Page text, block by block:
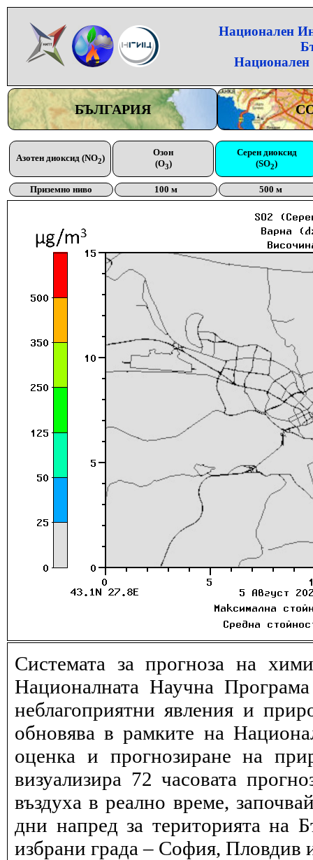
Национален
Национален
БЪЛГАРИЯ
Азотен диоксид (NO2)
Озон
(O3)
Серен диоксид
(SO2)
Приземно ниво 100 м 500 м
Системата за прогноза на
Националната Научна
неблагоприятни явления и
обновява в рамките на
оценка и прогнозиране на
визуализира 72 часовата
въздуха в реално време,
дни напред за територията на
избрани града – София, Пловдив